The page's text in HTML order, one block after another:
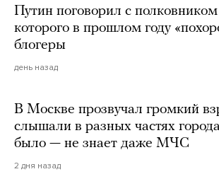
Путин поговорил с
которого в прошлом году
блогеры
день назад
В Москве прозвучал громкий
слышали в разных частях
было — не знает даже МЧС
2 дня назад